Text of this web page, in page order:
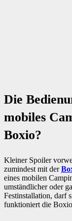
Die
mobiles
Boxio?
Kleiner Spoiler
zumindest mit der
eines mobilen
umständlicher oder
Festinstallation, darf
funktioniert die